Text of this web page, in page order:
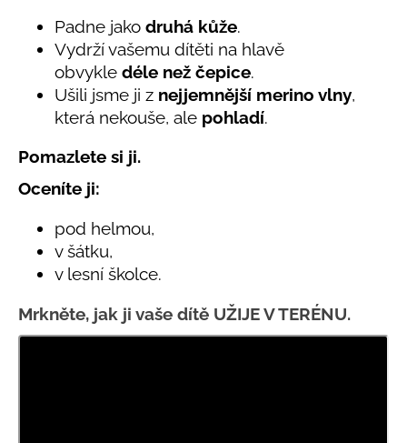
hvězdiček.
Padne jako druhá kůže.
Vydrží vašemu dítěti na hlavě
obvykle déle než čepice.
Ušili jsme ji z nejjemnější merino vlny,
která nekouše, ale pohladí.
Pomazlete si ji.
Oceníte ji:
pod helmou,
v šátku,
v lesní školce.
Mrkněte, jak ji vaše dítě UŽIJE V TERÉNU.
LETNÍ
RYCHLESCHNOUCÍ
KALHOTY
TYRKYSOVÉ